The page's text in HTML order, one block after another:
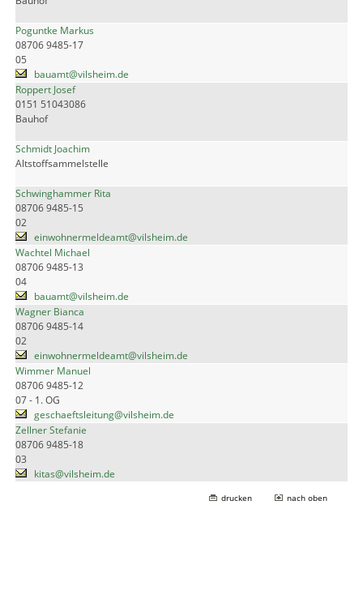
Poguntke Markus
08706 9485-17
05
bauamt@vilsheim.de
Roppert Josef
0151 51043086
Bauhof
Schmidt Joachim
Altstoffsammelstelle
Schwinghammer Rita
08706 9485-15
02
einwohnermeldeamt@vilsheim.de
Wachtel Michael
08706 9485-13
04
bauamt@vilsheim.de
Wagner Bianca
08706 9485-14
02
einwohnermeldeamt@vilsheim.de
Wimmer Manuel
08706 9485-12
07 - 1. OG
geschaeftsleitung@vilsheim.de
Zellner Stefanie
08706 9485-18
03
kitas@vilsheim.de
drucken nach oben